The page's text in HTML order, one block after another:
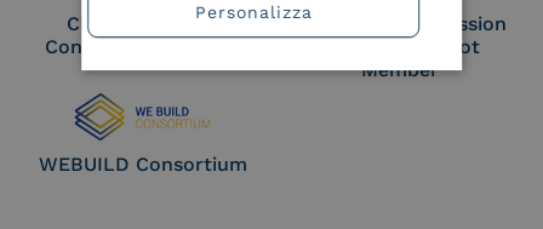
Cloud Signature
Consortium Member
European Commission
Large Scale Pilot
Member
WEBUILD Consortium
Personalizza